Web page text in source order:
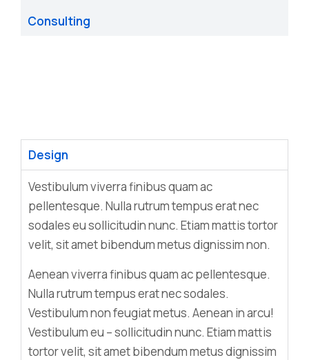
Consulting
Design
Vestibulum viverra finibus quam ac
pellentesque. Nulla rutrum tempus erat nec
sodales eu sollicitudin nunc. Etiam mattis tortor
velit, sit amet bibendum metus dignissim non.
Aenean viverra finibus quam ac pellentesque.
Nulla rutrum tempus erat nec sodales.
Vestibulum non feugiat metus. Aenean in arcu!
Vestibulum eu – sollicitudin nunc. Etiam mattis
tortor velit, sit amet bibendum metus dignissim